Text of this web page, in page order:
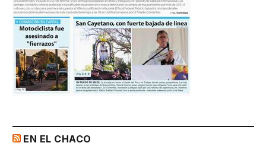
EN EL CHACO